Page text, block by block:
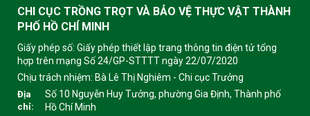
CHI CỤC TRỒNG TRỌT VÀ BẢO VỆ THỰC VẬT THÀNH
PHỐ HỒ CHÍ MINH
Giấy phép số: Giấy phép thiết lập trang thông tin điện tử tổng
hợp trên mạng Số 24/GP-STTTT ngày 22/07/2020
Chịu trách nhiệm: Bà Lê Thị Nghiêm - Chi cục Trưởng
Địa
chỉ:
Số 10 Nguyễn Huy Tưởng, phường Gia Định, Thành phố
Hồ Chí Minh